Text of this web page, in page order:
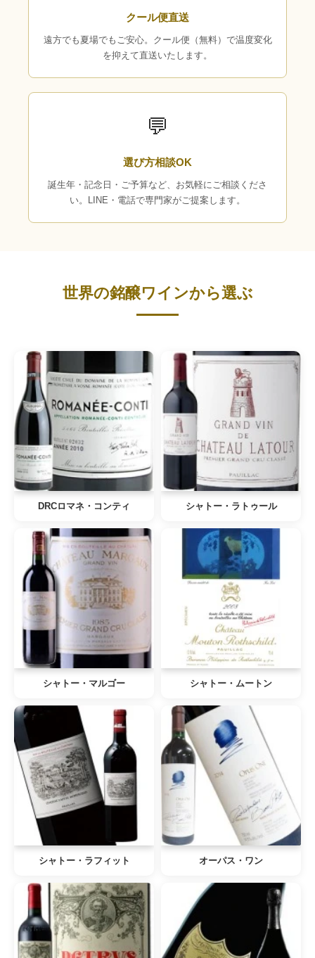
クール便直送
遠方でも夏場でもご安心。クール便（無料）で温度変化
を抑えて直送いたします。
💬
選び方相談OK
誕生年・記念日・ご予算など、お気軽にご相談くださ
い。LINE・電話で専門家がご提案します。
世界の銘醸ワインから選ぶ
DRCロマネ・コンティ シャトー・ラトゥール
シャトー・マルゴー シャトー・ムートン
シャトー・ラフィット オーパス・ワン